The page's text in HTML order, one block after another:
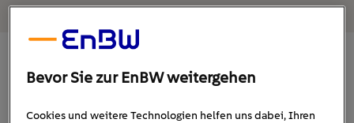
7. Juli 2022 1min
Bevor Sie zur EnBW weitergehen
Cookies und weitere Technologien helfen uns dabei, Ihren